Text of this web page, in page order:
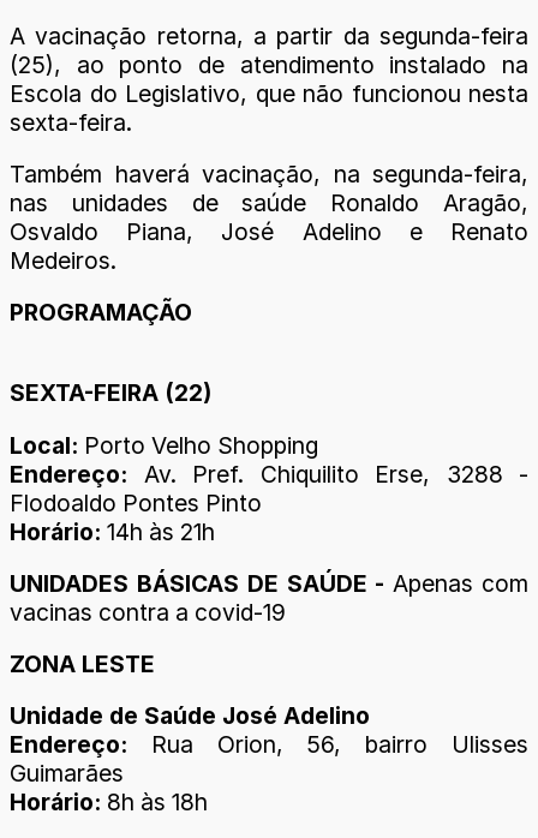
A vacinação retorna, a partir da segunda-feira
(25), ao ponto de atendimento instalado na
Escola do Legislativo, que não funcionou nesta
sexta-feira.
Também haverá vacinação, na segunda-feira,
nas unidades de saúde Ronaldo Aragão,
Osvaldo Piana, José Adelino e Renato
Medeiros.
PROGRAMAÇÃO
SEXTA-FEIRA (22)
Local: Porto Velho Shopping
Endereço: Av. Pref. Chiquilito Erse, 3288 -
Flodoaldo Pontes Pinto
Horário: 14h às 21h
UNIDADES BÁSICAS DE SAÚDE - Apenas com
vacinas contra a covid-19
ZONA LESTE
Unidade de Saúde José Adelino
Endereço: Rua Orion, 56, bairro Ulisses
Guimarães
Horário: 8h às 18h